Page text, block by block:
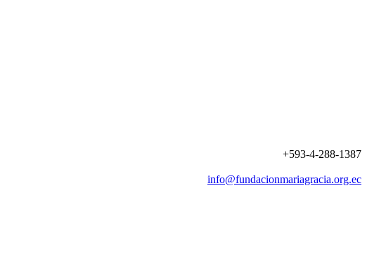
+593-4-288-1387
info@fundacionmariagracia.org.ec